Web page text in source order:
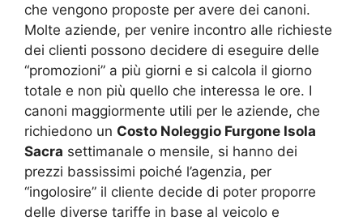
che vengono proposte per avere dei canoni.
Molte aziende, per venire incontro alle richieste
dei clienti possono decidere di eseguire delle
“promozioni” a più giorni e si calcola il giorno
totale e non più quello che interessa le ore. I
canoni maggiormente utili per le aziende, che
richiedono un Costo Noleggio Furgone Isola
Sacra settimanale o mensile, si hanno dei
prezzi bassissimi poiché l’agenzia, per
“ingolosire” il cliente decide di poter proporre
delle diverse tariffe in base al veicolo e